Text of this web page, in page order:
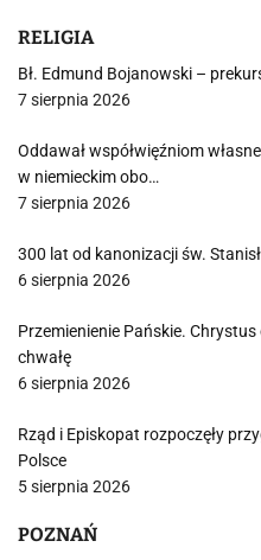
RELIGIA
Bł. Edmund Bojanowski –
7 sierpnia 2026
Oddawał współwięźniom
w niemieckim obo…
7 sierpnia 2026
300 lat od kanonizacji św.
6 sierpnia 2026
Przemienienie Pańskie.
chwałę
6 sierpnia 2026
Rząd i Episkopat rozpoczęły
Polsce
5 sierpnia 2026
POZNAŃ